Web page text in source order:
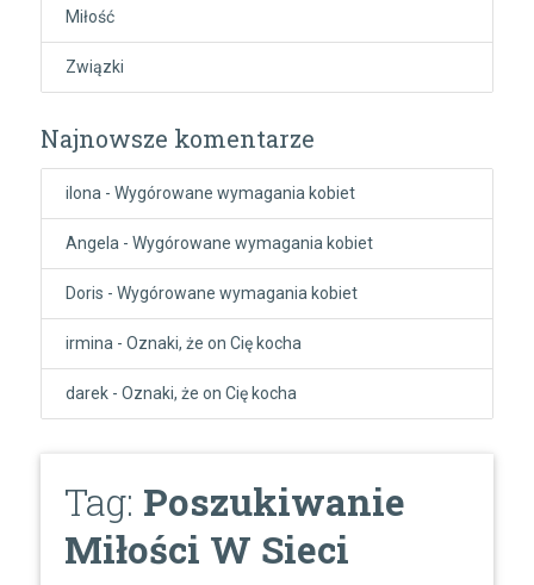
Miłość
Związki
Najnowsze komentarze
ilona - Wygórowane wymagania kobiet
Angela - Wygórowane wymagania kobiet
Doris - Wygórowane wymagania kobiet
irmina - Oznaki, że on Cię kocha
darek- Oznaki, że on Cię kocha
Tag: Poszukiwanie
Miłości W Sieci